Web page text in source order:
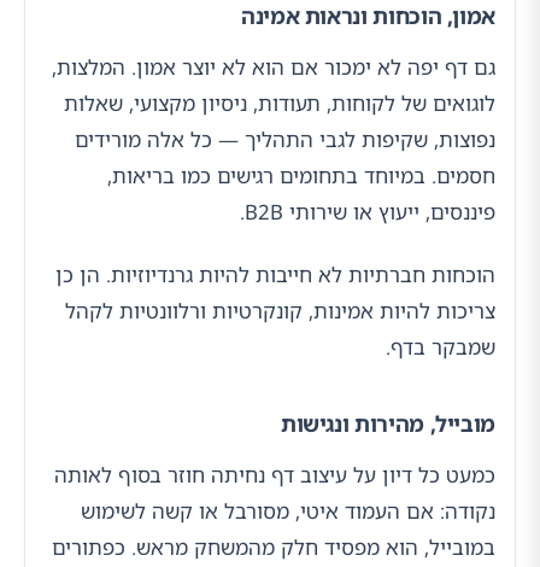
אמון, הוכחות ונראות אמינה
גם דף יפה לא ימכור אם הוא לא יוצר אמון. המלצות,
לוגואים של לקוחות, תעודות, ניסיון מקצועי, שאלות
נפוצות, שקיפות לגבי התהליך — כל אלה מורידים
חסמים. במיוחד בתחומים רגישים כמו בריאות,
פיננסים, ייעוץ או שירותי B2B.
הוכחות חברתיות לא חייבות להיות גרנדיוזיות. הן כן
צריכות להיות אמינות, קונקרטיות ורלוונטיות לקהל
שמבקר בדף.
מובייל, מהירות ונגישות
כמעט כל דיון על עיצוב דף נחיתה חוזר בסוף לאותה
נקודה: אם העמוד איטי, מסורבל או קשה לשימוש
במובייל, הוא מפסיד חלק מהמשחק מראש. כפתורים